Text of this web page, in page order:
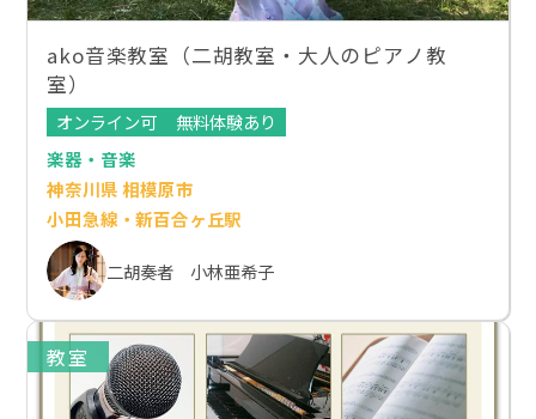
ako音楽教室（二胡教室・大人のピアノ教
室）
オンライン可
無料体験あり
楽器・音楽
神奈川県 相模原市
小田急線・新百合ヶ丘駅
二胡奏者 小林亜希子
教室